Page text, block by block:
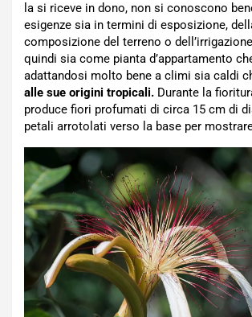
la si riceve in dono, non si conoscono
esigenze sia in termini di esposizione,
composizione del terreno o
quindi sia come pianta d’appartamento
adattandosi molto bene a climi sia caldi
alle sue origini tropicali. Durante la
produce fiori profumati di circa 15 cm di
petali arrotolati verso la base per